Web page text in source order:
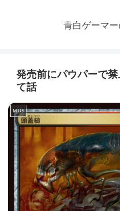
青白ゲーマ
発売前にパウパーで
て話
MTG